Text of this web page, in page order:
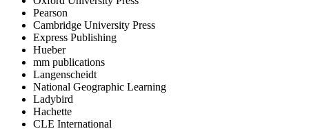
Pearson
Cambridge University Press
Express Publishing
Hueber
mm publications
Langenscheidt
National Geographic Learning
Ladybird
Hachette
CLE International